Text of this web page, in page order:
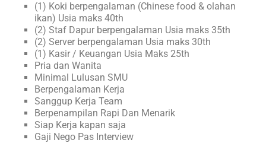
(1) Koki berpengalaman (Chinese food & olahan
ikan) Usia maks 40th
(2) Staf Dapur berpengalaman Usia maks 35th
(2) Server berpengalaman Usia maks 30th
(1) Kasir / Keuangan Usia Maks 25th
Pria dan Wanita
Minimal Lulusan SMU
Berpengalaman Kerja
Sanggup Kerja Team
Berpenampilan Rapi Dan Menarik
Siap Kerja kapan saja
Gaji Nego Pas Interview